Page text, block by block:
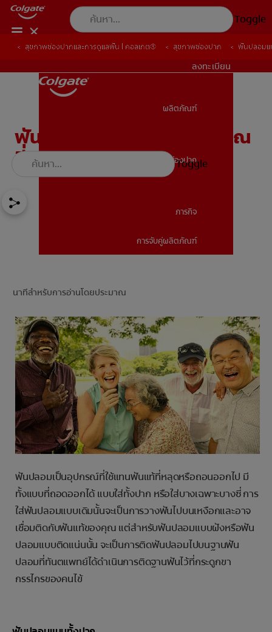
Toggle
TH (TH)
ลงทะเบียน
ลงทะเบียน
ผลิตภัณฑ์
สุขภาพช่องปาก
ภารกิจ
การจับคู่ผลิตภัณฑ์
Toggle
สุขภาพช่องปากและการดูแลฟัน | คอลเกต® สุขภาพช่องปาก ฟันปลอมแ
ฟันปลอมแบบไหนเหมาะกับคุณ
ที่สุด?
นาทีสำหรับการอ่านโดยประมาณ
ฟันปลอมเป็นอุปกรณ์ที่ใช้แทนฟันแท้ที่หลุดหรือถอนออกไป มี
ทั้งแบบที่ถอดออกได้ แบบใส่ทั้งปาก หรือใส่บางเฉพาะบางซี่ การ
ใส่ฟันปลอมแบบเดิมนั้นจะเป็นการวางฟันไปบนเหงือกและอาจ
เชื่อมติดกับฟันแท้ของคุณ แต่สำหรับฟันปลอมแบบฝังหรือฟัน
ปลอมแบบติดแน่นนั้น จะเป็นการติดฟันปลอมไปบนฐานฟัน
ปลอมที่ทันตแพทย์ได้ดำเนินการติดฐานฟันไว้ที่กระดูกขา
กรรไกรของคนไข้